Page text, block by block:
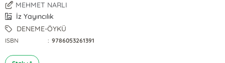
MEHMET NARLI
İz Yayıncılık
DENEME-ÖYKÜ
ISBN : 9786053261391